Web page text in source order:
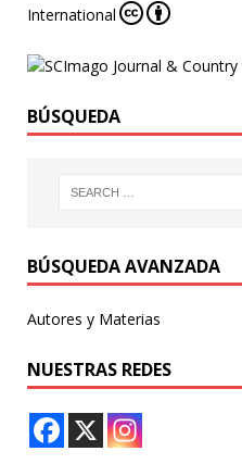
International
BÚSQUEDA
BÚSQUEDA AVANZADA
Autores y Materias
NUESTRAS REDES